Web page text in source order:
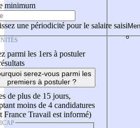
minimum
une périodicité pour le salaire saisi
parmi les 1ers à postuler
serez-vous parmi les
premiers à postuler ?
de plus de 15 jours,
moins de 4 candidatures
France Travail est informé)